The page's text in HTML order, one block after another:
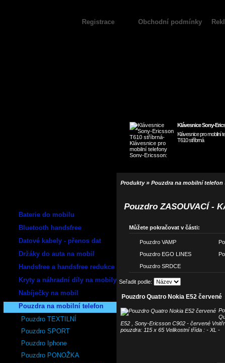
Baterie do mobilu
Bluetooth handsfree
Datové kabely - přenos dat
Držáky do auta na mobil
Handsfree a handsfree redukce
Kryty a náhradní díly na mobily
Nabíječky na mobil
Pouzdra na mobilní telefon
Pouzdro TEXTILNÍ
Pouzdro SPORT
Pouzdro Iphone
Pouzdro PONOŽKA
Produkty» Pouzdra na mobilní telefon
Pouzdro ZASOUVACÍ -
Můžete pokračovat v části:
Pouzdro VAMP
Pouzdro EGO LINES
Pouzdro SRDCE
Seřadit podle:
Pouzdro Quatro Nokia E52 červené
E52 , Sony-Ericsson C902 - červené
pouzdra: 115 x 65 Velikostní třída : - XL -
Obchodní podmínky
Registrace
Klávesnice Sony-
Klávesnice pro mobilní
T610 stříbrná